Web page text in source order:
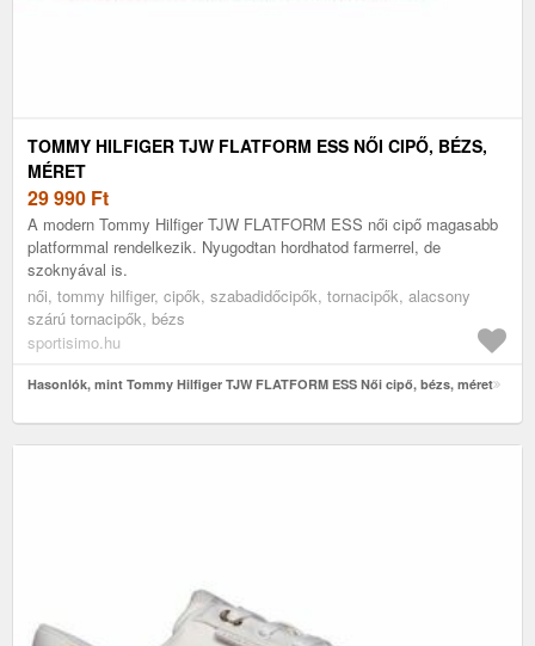
TOMMY HILFIGER TJW FLATFORM ESS NŐI CIPŐ, BÉZS,
MÉRET
29 990 Ft
A modern Tommy Hilfiger TJW FLATFORM ESS női cipő magasabb
platformmal rendelkezik. Nyugodtan hordhatod farmerrel, de
szoknyával is.
női, tommy hilfiger, cipők, szabadidőcipők, tornacipők, alacsony
szárú tornacipők, bézs
sportisimo.hu
Hasonlók, mint Tommy Hilfiger TJW FLATFORM ESS Női cipő, bézs, méret